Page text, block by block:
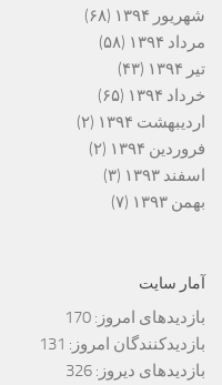
شهریور ۱۳۹۴
(۶۸)
مرداد ۱۳۹۴
(۵۸)
تیر ۱۳۹۴
(۴۳)
خرداد ۱۳۹۴
(۶۵)
اردیبهشت ۱۳۹۴
(۲)
فروردین ۱۳۹۴
(۲)
اسفند ۱۳۹۳
(۳)
بهمن ۱۳۹۳
(۷)
آمار سایت
بازدیدهای امروز: 170
بازدیدکنندگان امروز: 131
بازدیدهای دیروز: 326